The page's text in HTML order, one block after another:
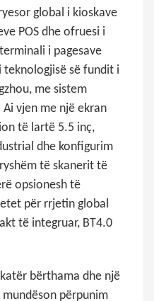
global i kioskave
POS dhe ofruesi i
i pagesave
së fundit i
me sistem
vjen me një ekran
të lartë 5.5 inç,
dhe konfigurim
të skanerit të
opsionesh të
për rrjetin global
të integruar, BT4.0
bërthama dhe një
mundëson përpunim